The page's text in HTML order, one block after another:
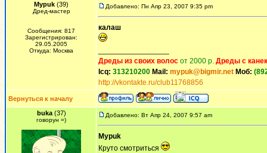
Mypuk (39)
Дред-мастер
Сообщения: 817
Зарегистрирован:
29.05.2005
Откуда: Москва
Добавлено: Пн Апр 23, 2007 9:35 pm
калаш
Дреды из своих волос от 2000 р. Дреды с
Icq: 313210200 Mail: mypuk@bigmir.net Моб:
http://vkontakte.ru/club11768856
Вернуться к началу
buka(37)
говорун =)
Добавлено: Вт Апр 24, 2007 9:57 am
Mypuk
Круто смотриться